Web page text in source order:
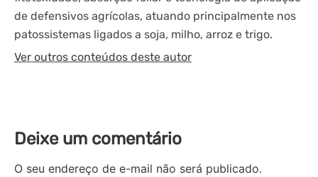
de defensivos agrícolas, atuando principalmente nos
patossistemas ligados a soja, milho, arroz e trigo.
Ver outros conteúdos deste autor
Deixe um comentário
O seu endereço de e-mail não será publicado.